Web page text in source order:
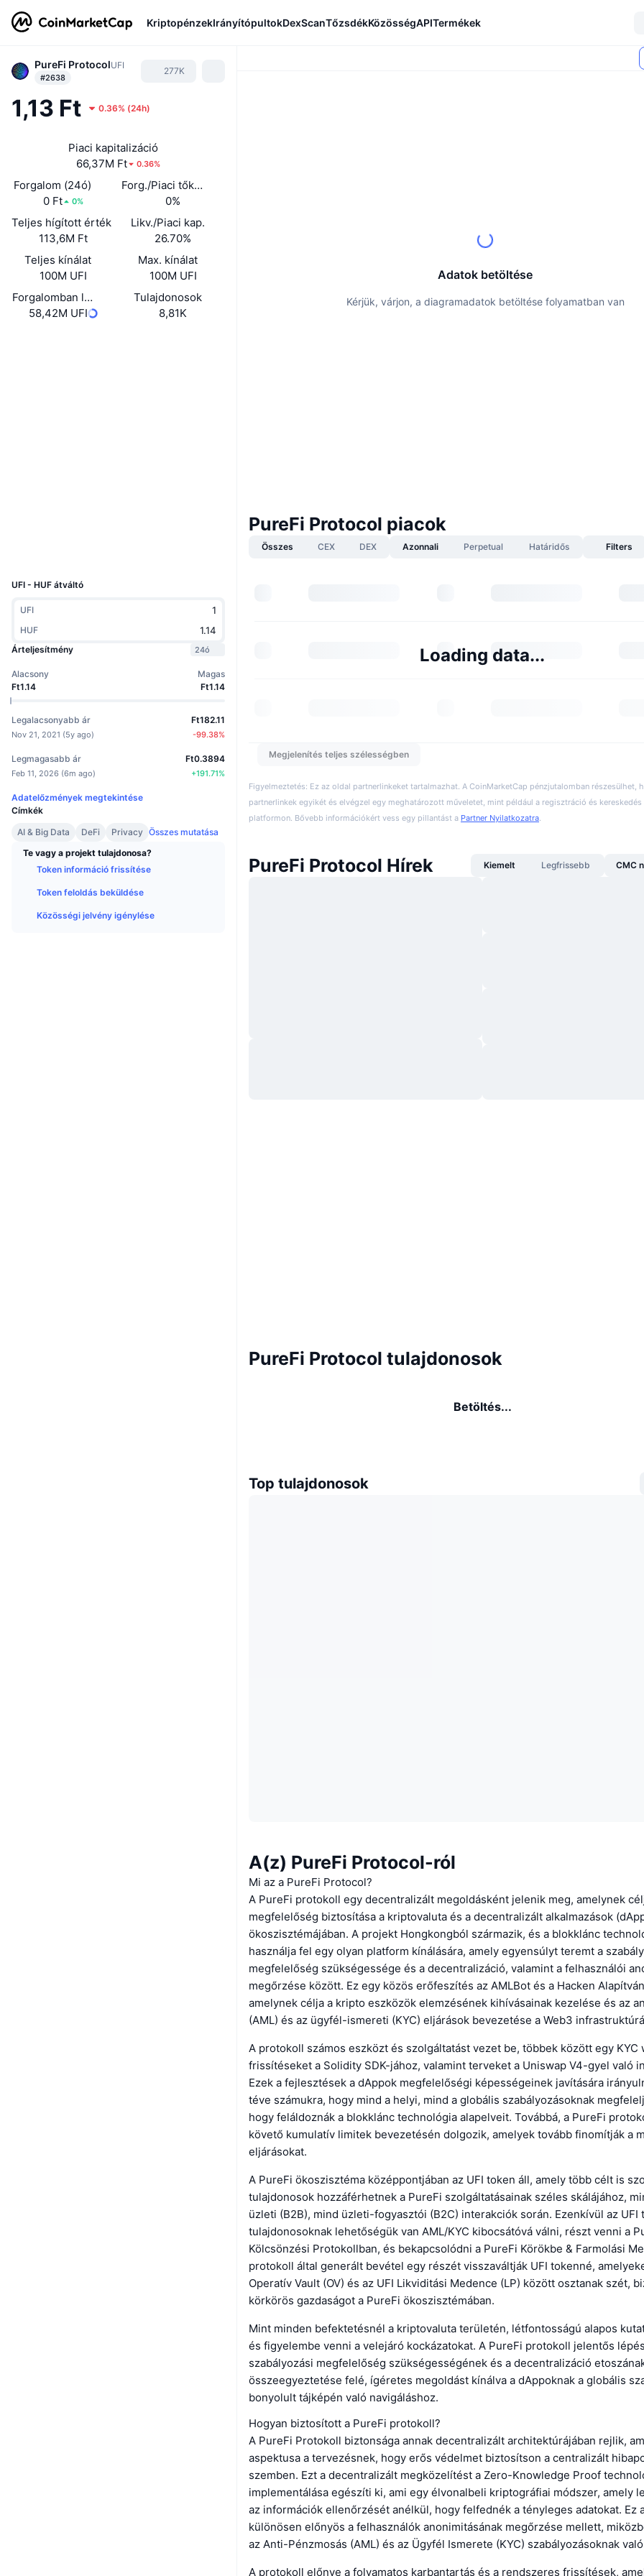
KriptopénzekIrányítópultokDexScanTőzsdékKözösségAPITermékek
PureFi ProtocolUFI
#2638
277K
1,13 Ft 0.36% (24h)
Piaci kapitalizáció
66,37M Ft
0.36%
Forgalom (24ó)
0 Ft
0%
Forg./Piaci tőkeé. (24ó)
0%
Teljes hígított érték
113,6M Ft
Likv./Piaci kap.
26.70%
Teljes kínálat
100M UFI
Max. kínálat
100M UFI
Forgalomban lévő kínálat
58,42M UFI
Tulajdonosok
8,81K
UFI - HUF átváltó
UFI
HUF
Árteljesítmény
24ó
Alacsony
Ft1.14
Magas
Ft1.14
Legalacsonyabb ár
Nov 21, 2021 (5y ago)
Ft182.11
-99.38%
Legmagasabb ár
Feb 11, 2026 (6m ago)
Ft0.3894
+191.71%
Adatelőzmények megtekintése
Címkék
AI & Big Data
DeFi Privacy Összes mutatása
Te vagy a projekt tulajdonosa?
Token információ frissítése
Token feloldás beküldése
Közösségi jelvény igénylése
Adatok betöltése
Kérjük, várjon, a diagramadatok betöltése folyamatban van
PureFi Protocol piacok
Összes CEX DEX Azonnali Perpetual Határidős Filters
Loading data...
Megjelenítés teljes szélességben
Figyelmeztetés: Ez az oldal partnerlinkeket tartalmazhat. A CoinMarketCap pénzjutalomban részesülhet,
partnerlinkek egyikét és elvégzel egy meghatározott műveletet, mint például a regisztráció és
platformon. Bővebb információkért vess egy pillantást a Partner Nyilatkozatra.
PureFi Protocol Hírek Kiemelt Legfrissebb CMC
PureFi Protocol tulajdonosok
Betöltés...
Top tulajdonosok
A(z) PureFi Protocol-ról
Mi az a PureFi Protocol?
A PureFi protokoll egy decentralizált megoldásként jelenik meg, amelynek
megfelelőség biztosítása a kriptovaluta és a decentralizált alkalmazások
ökoszisztémájában. A projekt Hongkongból származik, és a blokklánc
használja fel egy olyan platform kínálására, amely egyensúlyt teremt a
megfelelőség szükségessége és a decentralizáció, valamint a felhasználói
megőrzése között. Ez egy közös erőfeszítés az AMLBot és a Hacken
amelynek célja a kripto eszközök elemzésének kihívásainak kezelése és az
(AML) és az ügyfél-ismereti (KYC) eljárások bevezetése a Web3
A protokoll számos eszközt és szolgáltatást vezet be, többek között egy KYC
frissítéseket a Solidity SDK-jához, valamint terveket a Uniswap V4-gyel való
Ezek a fejlesztések a dAppok megfelelőségi képességeinek javítására
téve számukra, hogy mind a helyi, mind a globális szabályozásoknak
hogy feláldoznák a blokklánc technológia alapelveit. Továbbá, a PureFi
követő kumulatív limitek bevezetésén dolgozik, amelyek tovább finomítják a
eljárásokat.
A PureFi ökoszisztéma középpontjában az UFI token áll, amely több célt is
tulajdonosok hozzáférhetnek a PureFi szolgáltatásainak széles skálájához,
üzleti (B2B), mind üzleti-fogyasztói (B2C) interakciók során. Ezenkívül az UFI
tulajdonosoknak lehetőségük van AML/KYC kibocsátóvá válni, részt venni a
Kölcsönzési Protokollban, és bekapcsolódni a PureFi Körökbe & Farmolási
protokoll által generált bevétel egy részét visszaváltják UFI tokenné,
Operatív Vault (OV) és az UFI Likviditási Medence (LP) között osztanak szét,
körkörös gazdaságot a PureFi ökoszisztémában.
Mint minden befektetésnél a kriptovaluta területén, létfontosságú alapos
és figyelembe venni a velejáró kockázatokat. A PureFi protokoll jelentős
szabályozási megfelelőség szükségességének és a decentralizáció
összeegyeztetése felé, ígéretes megoldást kínálva a dAppoknak a globális
bonyolult tájképén való navigáláshoz.
Hogyan biztosított a PureFi protokoll?
A PureFi Protokoll biztonsága annak decentralizált architektúrájában rejlik,
aspektusa a tervezésnek, hogy erős védelmet biztosítson a centralizált
szemben. Ezt a decentralizált megközelítést a Zero-Knowledge Proof
implementálása egészíti ki, ami egy élvonalbeli kriptográfiai módszer, amely
az információk ellenőrzését anélkül, hogy felfednék a tényleges adatokat. Ez
különösen előnyös a felhasználók anonimitásának megőrzése mellett,
az Anti-Pénzmosás (AML) és az Ügyfél Ismerete (KYC) szabályozásoknak
A protokoll előnye a folyamatos karbantartás és a rendszeres frissítések,